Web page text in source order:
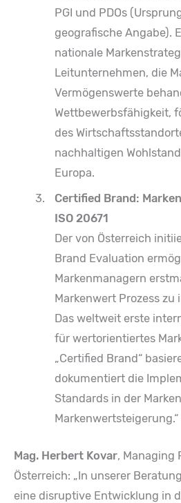
PGI und PDOs
geografische Angabe).
nationale
Leitunternehmen, die
Vermögenswerte
Wettbewerbsfähigkeit,
des
nachhaltigen
Europa.
Certified Brand:
ISO 20671
Der von Österreich
Brand Evaluation
Markenmanagern
Markenwert Prozess zu
Das weltweit erste
für wertorientiertes
„Certified Brand“
dokumentiert die
Standards in der
Markenwertsteigerung.“
Mag. Herbert Kovar, Managing
Österreich: „In unserer
eine disruptive Entwicklung in